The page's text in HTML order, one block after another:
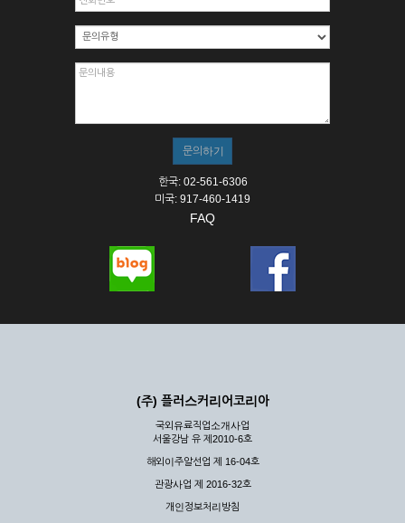
한국: 02-561-6306
미국: 917-460-1419
FAQ
(주) 플러스커리어코리아
국외유료직업소개사업
서울강남 유 제2010-6호
해외이주알선업 제 16-04호
관광사업 제 2016-32호
개인정보처리방침